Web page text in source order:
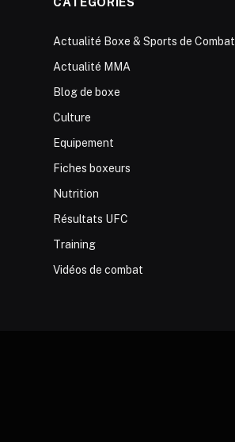
Actualité Boxe & Sports de Combat
Actualité MMA
Blog de boxe
Culture
Equipement
Fiches boxeurs
Nutrition
Résultats UFC
Training
Vidéos de combat